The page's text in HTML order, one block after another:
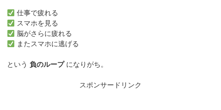
仕事で疲れる
スマホを見る
脳がさらに疲れる
またスマホに逃げる
という負のループになりがち。
スポンサードリンク